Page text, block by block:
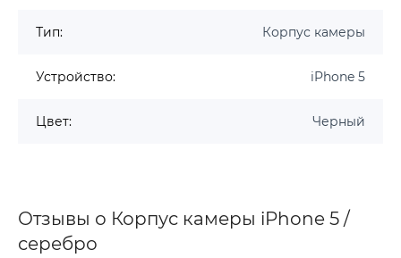
Тип: Корпус камеры
Устройство: iPhone 5
Цвет: Черный
Отзывы о Корпус камеры iPhone 5 /
серебро